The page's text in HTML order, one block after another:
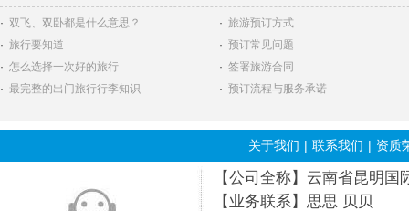
· 双飞、双卧都是什么意思？
· 旅行要知道
· 怎么选择一次好的旅行
· 最完整的出门旅行行李知识
· 旅游预订方式
· 预订常见问题
· 签署旅游合同
· 预订流程与服务承诺
关于我们 | 联系我们 | 资质
【公司全称】云南省昆明
【业务联系】思思 贝贝